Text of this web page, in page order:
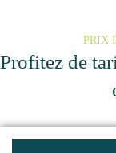
PRIX
Profitez de